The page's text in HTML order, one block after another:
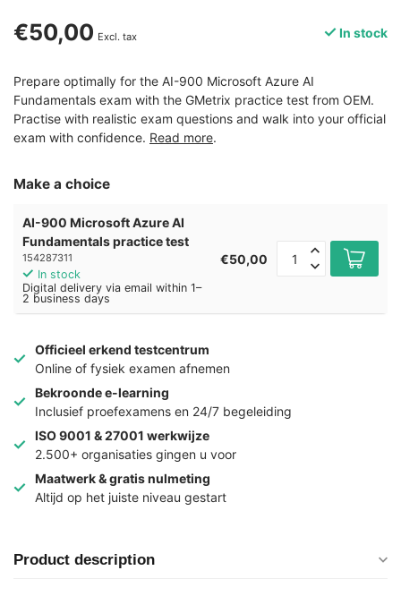
€50,00 Excl. tax In stock
Prepare optimally for the AI-900 Microsoft Azure AI
Fundamentals exam with the GMetrix practice test from OEM.
Practise with realistic exam questions and walk into your official
exam with confidence. Read more.
Make a choice
AI-900 Microsoft Azure AI
Fundamentals practice test
154287311
In stock
Digital delivery via email within 1–
2 business days
€50,00
Officieel erkend testcentrum
Online of fysiek examen afnemen
Bekroonde e-learning
Inclusief proefexamens en 24/7 begeleiding
ISO 9001 & 27001 werkwijze
2.500+ organisaties gingen u voor
Maatwerk & gratis nulmeting
Altijd op het juiste niveau gestart
Product description